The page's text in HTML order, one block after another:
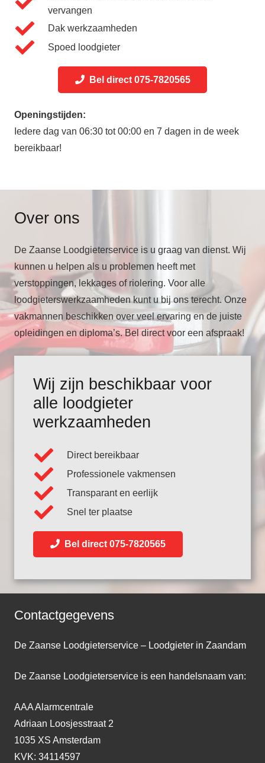
vervangen
Dak werkzaamheden
Spoed loodgieter
Bel direct 075-7820565
Openingstijden:
Iedere dag van 06:30 tot 00:00 en 7 dagen in de week
bereikbaar!
Over ons
De Zaanse Loodgieterservice is u graag van dienst. Wij
kunnen u helpen als u problemen heeft met
verstoppingen, lekkages of riolering. Voor alle
loodgieterswerkzaamheden kunt u bij ons terecht. Onze
vakmannen beschikken over veel ervaring en de juiste
opleidingen en diploma’s. Bel direct voor een afspraak!
Wij zijn beschikbaar voor
alle loodgieter
werkzaamheden
Direct bereikbaar
Professionele vakmensen
Transparant en eerlijk
Snel ter plaatse
Bel direct 075-7820565
Contactgegevens
De Zaanse Loodgieterservice – Loodgieter in Zaandam
De Zaanse Loodgieterservice is een handelsnaam van:
AAA Alarmcentrale
Adriaan Loosjesstraat 2
1035 XS Amsterdam
KVK: 34114597